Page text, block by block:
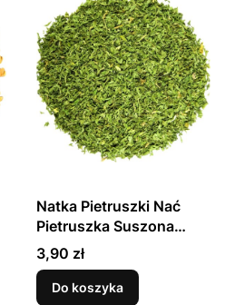
Natka Pietruszki Nać
Pietruszka Suszona
Liście 25g SKWORCU
Cena
3,90 zł
Do koszyka